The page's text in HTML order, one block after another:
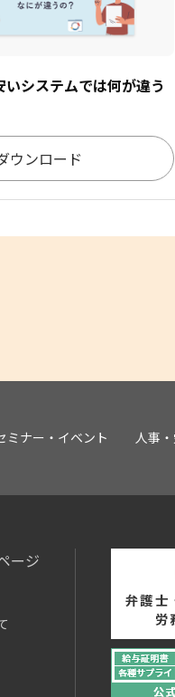
システムでは何が違う
ウンロード
ミナー・イベント 人事
ージ